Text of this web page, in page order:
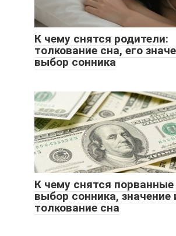
К чему снятся родители:
толкование сна, его
выбор сонника
К чему снятся порванные
выбор сонника, значение
толкование сна